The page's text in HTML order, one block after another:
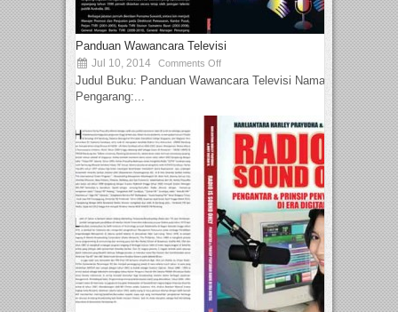
Panduan Wawancara Televisi
Jul 10, 2014 Comments Off
Judul Buku: Panduan Wawancara Televisi Nama
Pengarang:...